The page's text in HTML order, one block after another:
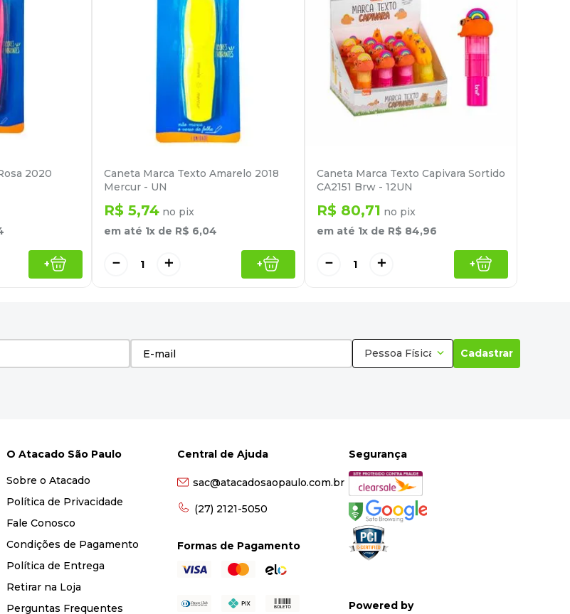
2020
+
Caneta Marca Texto Amarelo 2018
Mercur - UN
R$ 5,74 no pix
em até 1x de R$ 6,04
＋
－ +
Caneta Marca Texto Capivara Sortido
CA2151 Brw - 12UN
R$ 80,71 no pix
em até 1x de R$ 84,96
＋
－ +
Pessoa Física Cadastrar
O Atacado São Paulo
Sobre o Atacado
Política de Privacidade
Fale Conosco
Condições de Pagamento
Política de Entrega
Retirar na Loja
Perguntas Frequentes
Central de Ajuda
sac@atacadosaopaulo.com.br
(27) 2121-5050
Formas de Pagamento
Segurança
Powered by